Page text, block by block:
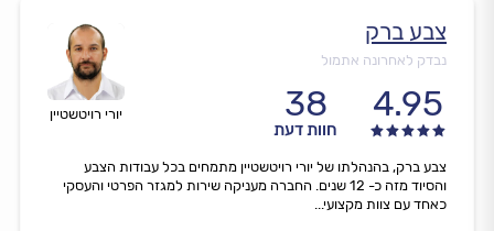
יורי רויטשטיין
צבע ברק
נבדק לאחרונה אתמול
4.95
38
חוות דעת
צבע ברק, בהנהלתו של יורי רויטשטיין מתמחים בכל עבודות הצבע
והסיוד מזה כ- 12 שנים. החברה מעניקה שירות למגזר הפרטי והעסקי
כאחד עם צוות מקצועי...